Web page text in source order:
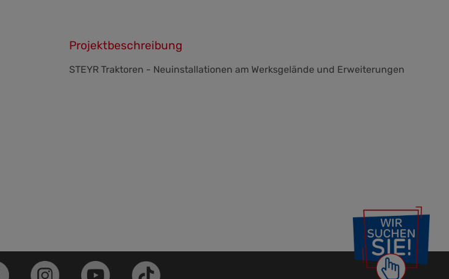
Projektbeschreibung
STEYR Traktoren - Neuinstallationen am Werksgelände und Erweiterungen